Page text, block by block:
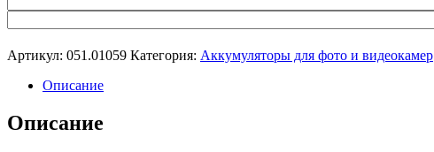
Артикул: 051.01059 Категория: Аккумуляторы для фото и видеокамер
Описание
Описание